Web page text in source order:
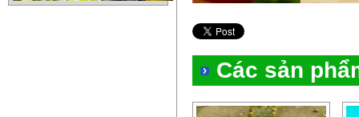
Các sản